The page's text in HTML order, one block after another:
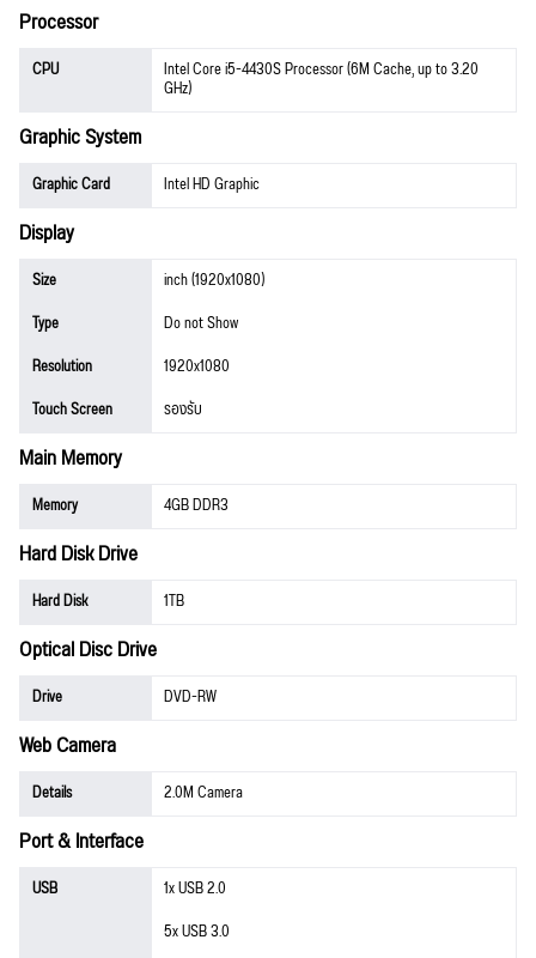
Processor
CPU Intel Core i5-4430S Processor (6M Cache, up to 3.20
GHz)
Graphic System
Graphic Card Intel HD Graphic
Display
Size
inch (1920x1080)
Type
Do not Show
Resolution
1920x1080
Touch Screen
รองรับ
Main Memory
Memory 4GB DDR3
Hard Disk Drive
Hard Disk 1TB
Optical Disc Drive
Drive DVD-RW
Web Camera
Details 2.0M Camera
Port & Interface
USB
1x USB 2.0
5x USB 3.0